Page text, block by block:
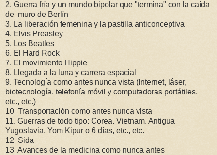
2. Guerra fría y un mundo bipolar que "termina" con la caída
del muro de Berlín
3. La liberación femenina y la pastilla anticonceptiva
4. Elvis Preasley
5. Los Beatles
6. El Hard Rock
7. El movimiento Hippie
8. Llegada a la luna y carrera espacial
9. Tecnología como antes nunca vista (Internet, láser,
biotecnología, telefonía móvil y computadoras portátiles,
etc., etc.)
10. Transportación como antes nunca vista
11. Guerras de todo tipo: Corea, Vietnam, Antigua
Yugoslavia, Yom Kipur o 6 días, etc., etc.
12. Sida
13. Avances de la medicina como nunca antes